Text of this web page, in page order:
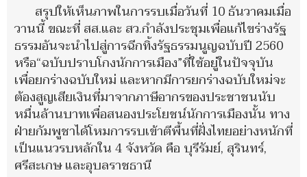
สรุปให้เห็นภาพในการรบเมื่อวันที่ 10 ธันวาคมเมื่อ
วานนี้ ขณะที่ สส.และ สว.กำลังประชุมเพื่อแก้ไขร่างรัฐ
ธรรมอันจะนำไปสู่การฉีกทิ้งรัฐธรรมนูญฉบับปี 2560
หรือ“ฉบับปราบโกงนักการเมือง”ที่ใช้อยู่ในปัจจุบัน
เพื่อยกร่างฉบับใหม่ และหากมีการยกร่างฉบับใหม่จะ
ต้องสูญเสียเงินที่มาจากภาษีอากรของประชาชนนับ
หมื่นล้านบาทเพื่อสนองประโยชน์นักการเมืองนั้น ทาง
ฝ่ายกัมพูชาได้โหมการรบเข้าตีพื้นที่ฝั่งไทยอย่างหนักที่
เป็นแนวรบหลักใน 4 จังหวัด คือ บุรีรัมย์, สุรินทร์,
ศรีสะเกษ และอุบลราชธานี